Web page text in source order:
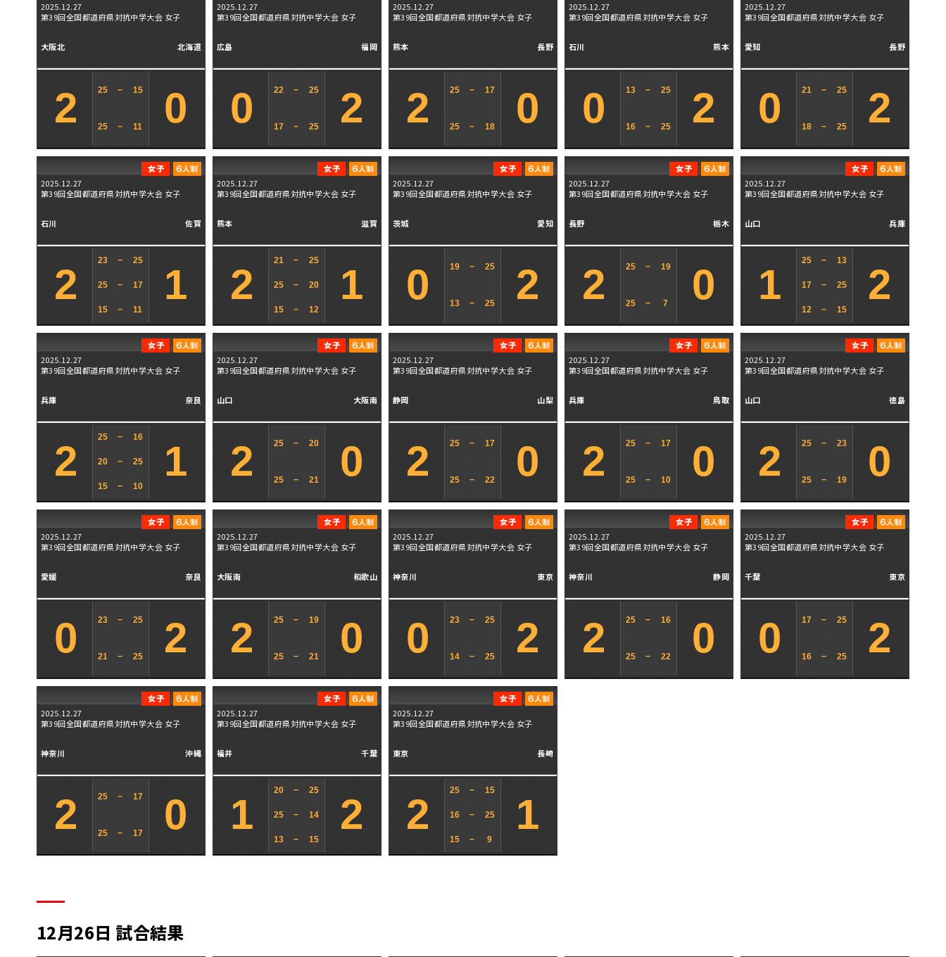
2025.12.27
第39回全国都道府県対抗中学大会 女子
大阪北 北海道
2 25 − 15
25 − 11 0
2025.12.27
第39回全国都道府県対抗中学大会 女子
広島 福岡
0 22 − 25
17 − 25 2
2025.12.27
第39回全国都道府県対抗中学大会 女子
熊本 長野
2 25 − 17
25 − 18 0
2025.12.27
第39回全国都道府県対抗中学大会 女子
石川 熊本
0 13 − 25
16 − 25 2
2025.12.27
第39回全国都道府県対抗中学大会 女子
愛知 長野
0 21 − 25
18 − 25 2
2025.12.27
第39回全国都道府県対抗中学大会 女子
石川 佐賀
2
23 − 25
25 − 17
15 − 11
1
2025.12.27
第39回全国都道府県対抗中学大会 女子
熊本 滋賀
2
21 − 25
25 − 20
15 − 12
1
2025.12.27
第39回全国都道府県対抗中学大会 女子
茨城 愛知
0 19 − 25
13 − 25 2
2025.12.27
第39回全国都道府県対抗中学大会 女子
長野 栃木
2 25 − 19
25 − 7 0
2025.12.27
第39回全国都道府県対抗中学大会 女子
山口 兵庫
1
25 − 13
17 − 25
12 − 15
2
2025.12.27
第39回全国都道府県対抗中学大会 女子
兵庫 奈良
2
25 − 16
20 − 25
15 − 10
1
2025.12.27
第39回全国都道府県対抗中学大会 女子
山口 大阪南
2 25 − 20
25 − 21 0
2025.12.27
第39回全国都道府県対抗中学大会 女子
静岡 山梨
2 25 − 17
25 − 22 0
2025.12.27
第39回全国都道府県対抗中学大会 女子
兵庫 鳥取
2 25 − 17
25 − 10 0
2025.12.27
第39回全国都道府県対抗中学大会 女子
山口 徳島
2 25 − 23
25 − 19 0
2025.12.27
第39回全国都道府県対抗中学大会 女子
愛媛 奈良
0 23 − 25
21 − 25 2
2025.12.27
第39回全国都道府県対抗中学大会 女子
大阪南 和歌山
2 25 − 19
25 − 21 0
2025.12.27
第39回全国都道府県対抗中学大会 女子
神奈川 東京
0 23 − 25
14 − 25 2
2025.12.27
第39回全国都道府県対抗中学大会 女子
神奈川 静岡
2 25 − 16
25 − 22 0
2025.12.27
第39回全国都道府県対抗中学大会 女子
千葉 東京
0 17 − 25
16 − 25 2
2025.12.27
第39回全国都道府県対抗中学大会 女子
神奈川 沖縄
2 25 − 17
25 − 17 0
2025.12.27
第39回全国都道府県対抗中学大会 女子
福井 千葉
1
20 − 25
25 − 14
13 − 15
2
2025.12.27
第39回全国都道府県対抗中学大会 女子
東京 長崎
2
25 − 15
16 − 25
15 − 9
1
12月26日 試合結果